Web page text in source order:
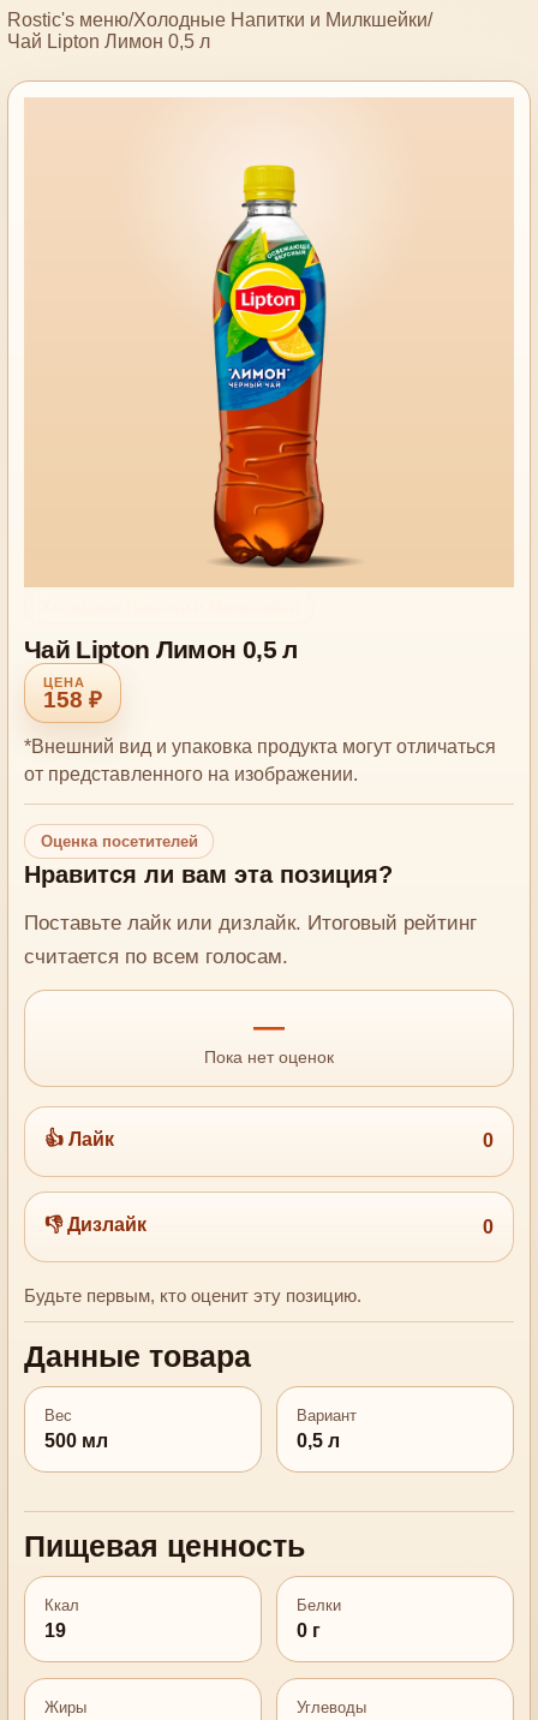
Rostic's меню/Холодные Напитки и Милкшейки/
Чай Lipton Лимон 0,5 л
Чай Lipton Лимон 0,5 л
158 ₽
*Внешний вид и упаковка продукта могут отличаться
от представленного на изображении.
Оценка посетителей
Нравится ли вам эта позиция?
Поставьте лайк или дизлайк. Итоговый рейтинг
считается по всем голосам.
—
Пока нет оценок
👍 Лайк 0
👎 Дизлайк 0
Будьте первым, кто оценит эту позицию.
Данные товара
Вес
500 мл
Вариант
0,5 л
Пищевая ценность
Ккал
19
Белки
0 г
Жиры Углеводы